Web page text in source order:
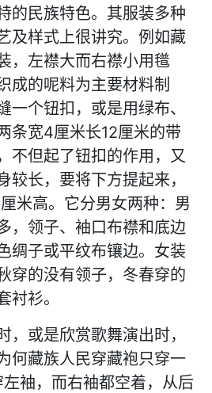
的民族特色。其服装多种
及样式上很讲究。例如藏
，左襟大而右襟小用氆
成的呢料为主要材料制
一个钮扣，或是用绿布、
条宽4厘米长12厘米的带
不但起了钮扣的作用，又
较长，要将下方提起来，
米高。它分男女两种：男
，领子、袖口布襟和底边
绸子或平纹布镶边。女装
穿的没有领子，冬春穿的
衬衫。
，或是欣赏歌舞演出时，
何藏族人民穿藏袍只穿一
袖，而右袖都空着，从后